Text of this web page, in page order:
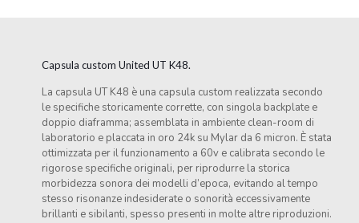
Capsula custom United UT K48.
La capsula UT K48 è una capsula custom realizzata secondo
le specifiche storicamente corrette, con singola backplate e
doppio diaframma; assemblata in ambiente clean-room di
laboratorio e placcata in oro 24k su Mylar da 6 micron. È stata
ottimizzata per il funzionamento a 60v e calibrata secondo le
rigorose specifiche originali, per riprodurre la storica
morbidezza sonora dei modelli d’epoca, evitando al tempo
stesso risonanze indesiderate o sonorità eccessivamente
brillanti e sibilanti, spesso presenti in molte altre riproduzioni.